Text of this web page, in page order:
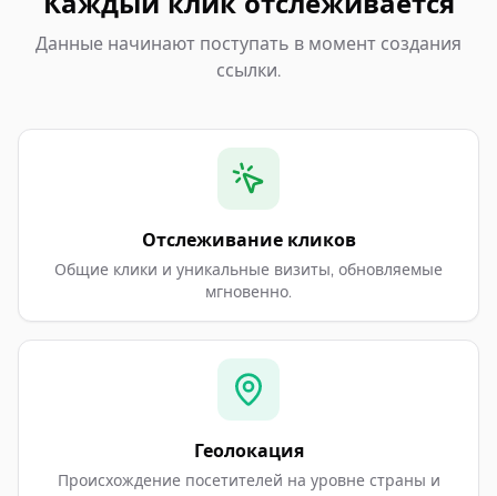
Данные начинают поступать в момент создания
ссылки.
Отслеживание кликов
Общие клики и уникальные визиты, обновляемые
мгновенно.
Геолокация
Происхождение посетителей на уровне страны и